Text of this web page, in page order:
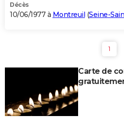
Décès
10/06/1977 à Montreuil (Seine-
1
Carte de